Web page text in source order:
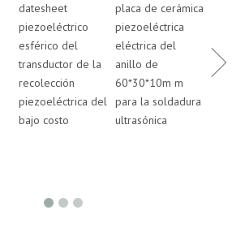
datesheet
piezoeléctrico
esférico del
transductor de la
recolección
piezoeléctrica del
bajo costo
placa de cerámica
piezoeléctrica
eléctrica del
anillo de
60*30*10m m
para la soldadura
ultrasónica
anillo